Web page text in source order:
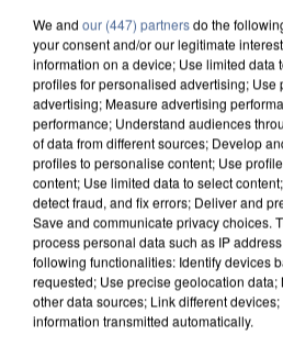
We and our (447) partnersdo the
your consent and/or our legitimate
information on a device; Use limited data
profiles for personalised advertising; Use
advertising; Measure advertising
performance; Understand audiences
of data from different sources; Develop
profiles to personalise content; Use
content; Use limited data to select
detect fraud, and fix errors; Deliver and
Save and communicate privacy choices.
process personal data such as IP
following functionalities: Identify devices
requested; Use precise geolocation
other data sources; Link different
information transmitted automatically.